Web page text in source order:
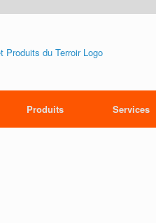
Produits Services